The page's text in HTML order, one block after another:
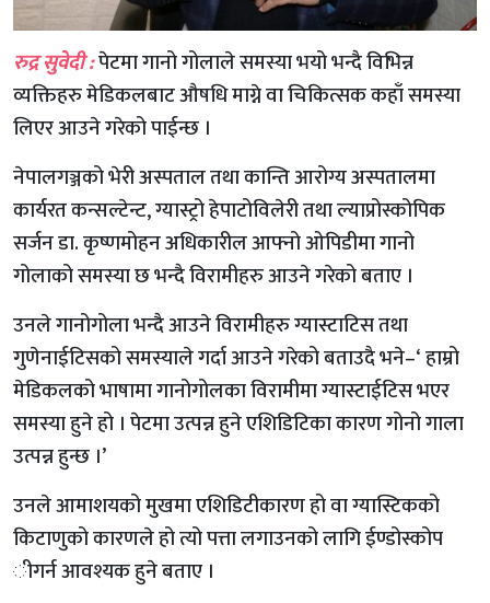
रुद्र सुवेदी :पेटमा गानो गोलाले समस्या भयो भन्दै विभिन्न
व्यक्तिहरु मेडिकलबाट औषधि माग्ने वा चिकित्सक कहाँ समस्या
लिएर आउने गरेको पाईन्छ ।
नेपालगञ्जको भेरी अस्पताल तथा कान्ति आरोग्य अस्पतालमा
कार्यरत कन्सल्टेन्ट, ग्यास्ट्रो हेपाटोविलेरी तथा ल्याप्रोस्कोपिक
सर्जन डा. कृष्णमोहन अधिकारील आफ्नो ओपिडीमा गानो
गोलाको समस्या छ भन्दै विरामीहरु आउने गरेको बताए ।
उनले गानोगोला भन्दै आउने विरामीहरु ग्यास्टाटिस तथा
गुणेनाईटिसको समस्याले गर्दा आउने गरेको बताउदै भने–‘ हाम्रो
मेडिकलको भाषामा गानोगोलका विरामीमा ग्यास्टाईटिस भएर
समस्या हुने हो । पेटमा उत्पन्न हुने एशिडिटिका कारण गोनो गाला
उत्पन्न हुन्छ ।’
उनले आमाशयको मुखमा एशिडिटीकारण हो वा ग्यास्टिकको
किटाणुको कारणले हो त्यो पत्ता लगाउनको लागि ईण्डोस्कोप
ीगर्न आवश्यक हुने बताए ।